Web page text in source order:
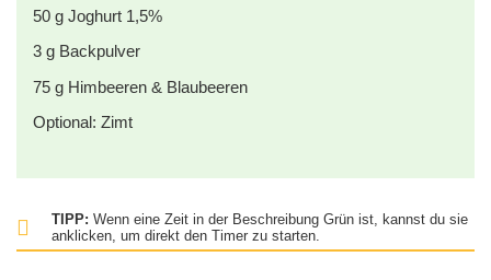
50 g Joghurt 1,5%
3 g Backpulver
75 g Himbeeren & Blaubeeren
Optional: Zimt
TIPP: Wenn eine Zeit in der Beschreibung Grün ist, kannst du sie
anklicken, um direkt den Timer zu starten.